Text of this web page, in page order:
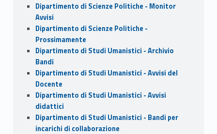
Dipartimento di Scienze Politiche - Monitor
Avvisi
Dipartimento di Scienze Politiche -
Prossimamente
Dipartimento di Studi Umanistici - Archivio
Bandi
Dipartimento di Studi Umanistici - Avvisi del
Docente
Dipartimento di Studi Umanistici - Avvisi
didattici
Dipartimento di Studi Umanistici - Bandi per
incarichi di collaborazione